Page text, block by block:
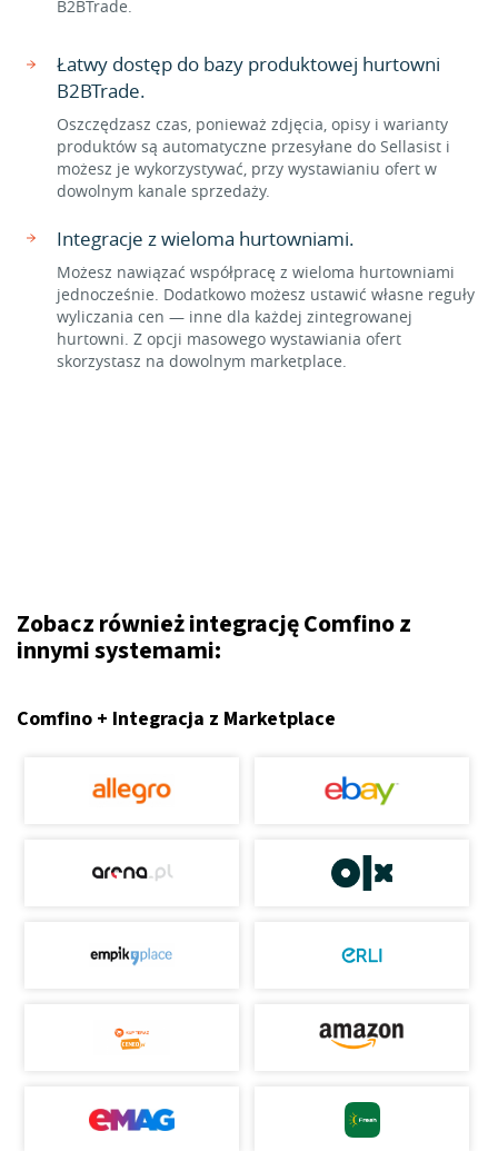
B2BTrade.
Łatwy dostęp do bazy produktowej hurtowni
B2BTrade.
Oszczędzasz czas, ponieważ zdjęcia, opisy i warianty
produktów są automatyczne przesyłane do Sellasist i
możesz je wykorzystywać, przy wystawianiu ofert w
dowolnym kanale sprzedaży.
Integracje z wieloma hurtowniami.
Możesz nawiązać współpracę z wieloma hurtowniami
jednocześnie. Dodatkowo możesz ustawić własne reguły
wyliczania cen — inne dla każdej zintegrowanej
hurtowni. Z opcji masowego wystawiania ofert
skorzystasz na dowolnym marketplace.
Zobacz również integrację Comfino z
innymi systemami:
Comfino + Integracja z Marketplace